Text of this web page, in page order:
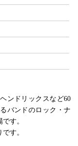
ンドリックスなど60
バンドのロック・ナ
す。
す。